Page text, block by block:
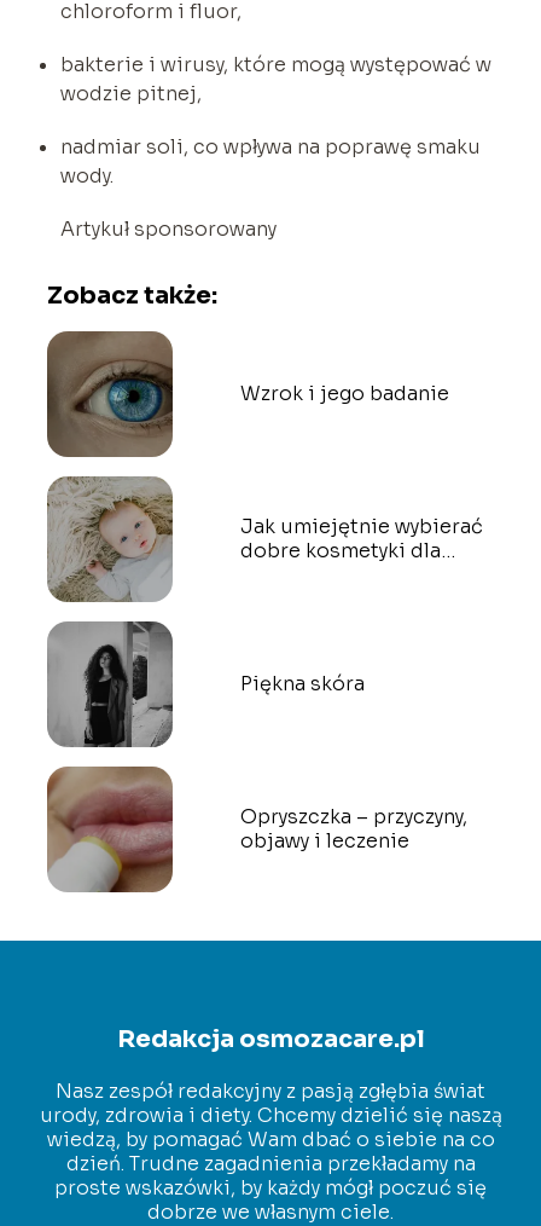
chloroform i fluor,
bakterie i wirusy, które mogą występować w
wodzie pitnej,
nadmiar soli, co wpływa na poprawę smaku
wody.
Artykuł sponsorowany
Zobacz także:
Wzrok i jego badanie
Jak umiejętnie wybierać
dobre kosmetyki dla
Piękna skóra
Opryszczka – przyczyny,
objawy i leczenie
Redakcja osmozacare.pl
Nasz zespół redakcyjny z pasją zgłębia świat
urody, zdrowia i diety. Chcemy dzielić się naszą
wiedzą, by pomagać Wam dbać o siebie na co
dzień. Trudne zagadnienia przekładamy na
proste wskazówki, by każdy mógł poczuć się
dobrze we własnym ciele.